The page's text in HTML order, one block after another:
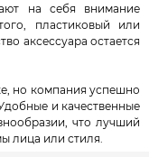
на себя внимание
пластиковый или
аксессуара остается
но компания успешно
и качественные
что лучший
лица или стиля.